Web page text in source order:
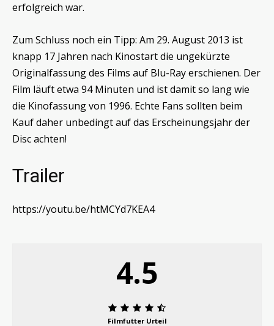
erfolgreich war.
Zum Schluss noch ein Tipp: Am 29. August 2013 ist
knapp 17 Jahren nach Kinostart die ungekürzte
Originalfassung des Films auf Blu-Ray erschienen. Der
Film läuft etwa 94 Minuten und ist damit so lang wie
die Kinofassung von 1996. Echte Fans sollten beim
Kauf daher unbedingt auf das Erscheinungsjahr der
Disc achten!
Trailer
https://youtu.be/htMCYd7KEA4
4.5
Filmfutter Urteil